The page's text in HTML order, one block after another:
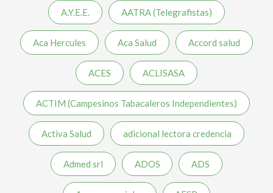
A.Y.E.E. AATRA (Telegrafistas)
Aca Hercules Aca Salud Accord salud
ACES ACLISASA
ACTIM (Campesinos Tabacaleros Independientes)
Activa Salud adicional lectora credencia
Admed srl ADOS ADS